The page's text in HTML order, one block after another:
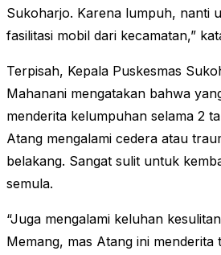
Sukoharjo. Karena lumpuh, nanti
fasilitasi mobil dari kecamatan,”
Terpisah, Kepala Puskesmas
Mahanani mengatakan bahwa
menderita kelumpuhan selama 2
Atang mengalami cedera atau
belakang. Sangat sulit untuk
semula.
“Juga mengalami keluhan
Memang, mas Atang ini menderita